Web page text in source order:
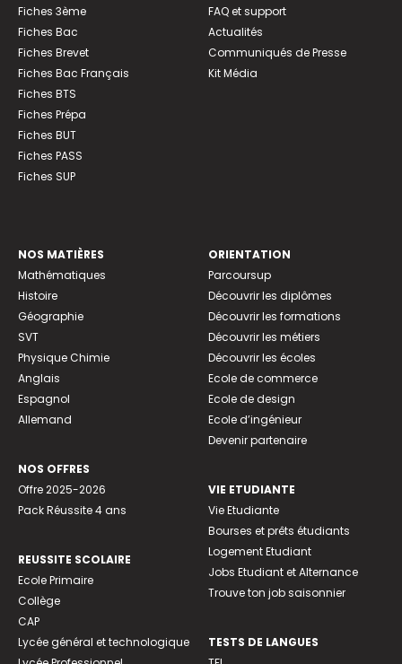
Fiches 3ème
Fiches Bac
Fiches Brevet
Fiches Bac Français
Fiches BTS
Fiches Prépa
Fiches BUT
Fiches PASS
Fiches SUP
FAQ et support
Actualités
Communiqués de Presse
Kit Média
NOS MATIÈRES
Mathématiques
Histoire
Géographie
SVT
Physique Chimie
Anglais
Espagnol
Allemand
NOS OFFRES
Offre 2025-2026
Pack Réussite 4 ans
REUSSITE SCOLAIRE
Ecole Primaire
Collège
CAP
Lycée général et technologique
ORIENTATION
Parcoursup
Découvrir les diplômes
Découvrir les formations
Découvrir les métiers
Découvrir les écoles
Ecole de commerce
Ecole de design
Ecole d’ingénieur
Devenir partenaire
VIE ETUDIANTE
Vie Etudiante
Bourses et prêts étudiants
Logement Etudiant
Jobs Etudiant et Alternance
Trouve ton job saisonnier
TESTS DE LANGUES